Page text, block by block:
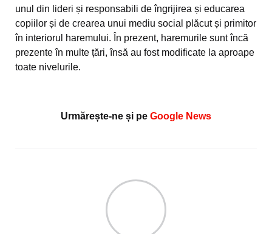
unul din lideri și responsabili de îngrijirea și educarea
copiilor și de crearea unui mediu social plăcut și primitor
în interiorul haremului. În prezent, haremurile sunt încă
prezente în multe țări, însă au fost modificate la aproape
toate nivelurile.
Urmărește-ne și pe Google News